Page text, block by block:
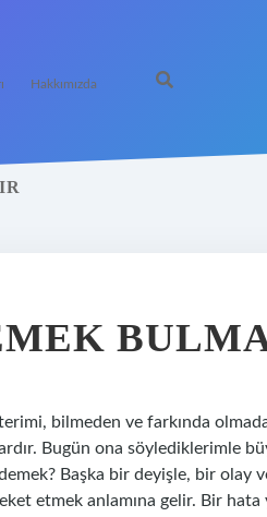
Hakkımızda
bilmeden ve farkında
Bugün ona söylediklerimle
Başka bir deyişle, bir olay
etmek anlamına gelir. Bir